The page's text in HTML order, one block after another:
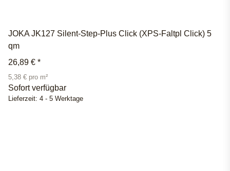
JOKA JK127 Silent-Step-Plus Click (XPS-Faltpl Click) 5
qm
26,89 € *
5,38 € pro m²
Sofort verfügbar
Lieferzeit: 4 - 5 Werktage